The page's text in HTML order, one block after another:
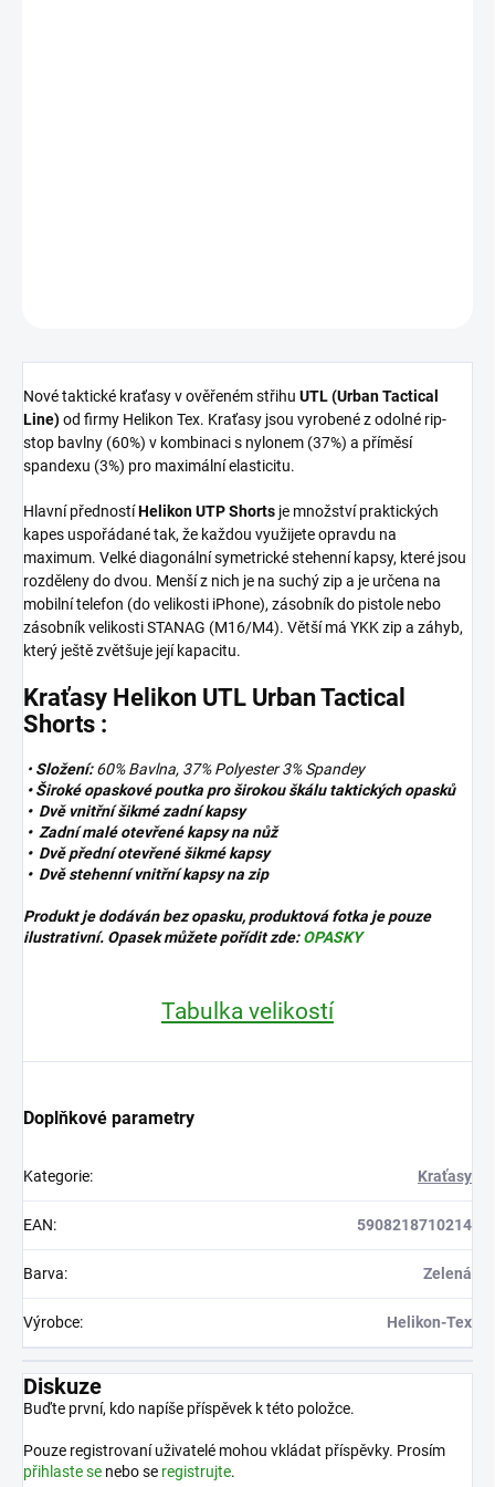
Nové taktické kraťasy v ověřeném střihu UTL (Urban Tactical
Line)od firmy Helikon Tex. Kraťasy jsou vyrobené z odolné rip-
stop bavlny (60%) v kombinaci s nylonem (37%) a příměsí
spandexu (3%) pro maximální elasticitu.
Hlavní přednostíHelikon UTP Shorts je množství praktických
kapes uspořádané tak, že každou využijete opravdu na
maximum. Velké diagonální symetrické stehenní kapsy, které jsou
rozděleny do dvou. Menší z nich je na suchý zip a je určena na
mobilní telefon (do velikosti iPhone), zásobník do pistole nebo
zásobník velikosti STANAG (M16/M4). Větší má YKK zip a záhyb,
který ještě zvětšuje její kapacitu.
Kraťasy Helikon UTL Urban Tactical
Shorts :
• Složení:60% Bavlna, 37% Polyester 3% Spandey
• Široké opaskové poutka pro širokou škálu taktických opasků
• Dvě vnitřní šikmé zadní kapsy
• Zadní malé otevřené kapsy na nůž
• Dvě přední otevřené šikmé kapsy
• Dvě stehenní vnitřní kapsy na zip
Produkt je dodáván bez opasku, produktová fotka je pouze
ilustrativní. Opasek můžete pořídit zde:OPASKY
Tabulka velikostí
Doplňkové parametry
Kategorie: Kraťasy
EAN: 5908218710214
Barva: Zelená
Výrobce: Helikon-Tex
Diskuze
Buďte první, kdo napíše příspěvek k této položce.
Pouze registrovaní uživatelé mohou vkládat příspěvky. Prosím
přihlaste se nebo se registrujte.